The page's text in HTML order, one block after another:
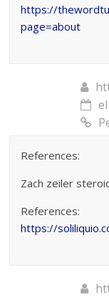
https://
page=about
References:
Zach zeiler
References:
https://